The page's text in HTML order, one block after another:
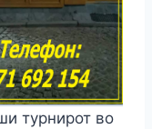
турнирот во